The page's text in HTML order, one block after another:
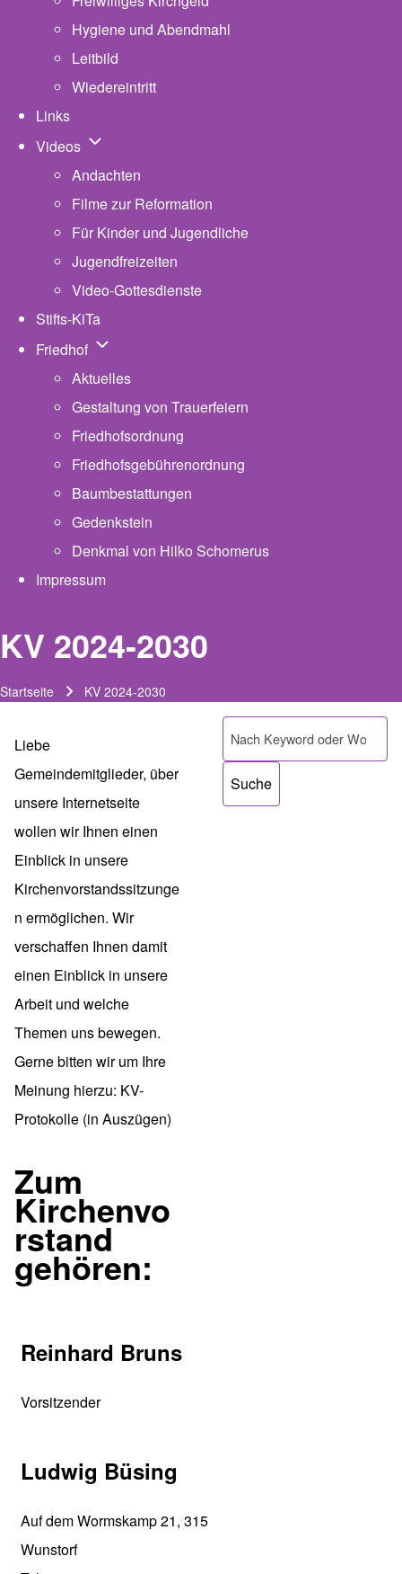
Hygiene und Abendmahl
Leitbild
Wiedereintritt
Links
Videos Unternavigation von Videos
Andachten
Filme zur Reformation
Für Kinder und Jugendliche
Jugendfreizeiten
Video-Gottesdienste
Stifts-KiTa
Friedhof Unternavigation von Friedhof
Aktuelles
Gestaltung von Trauerfeiern
Friedhofsordnung
Friedhofsgebührenordnung
Baumbestattungen
Gedenkstein
Denkmal von Hilko Schomerus
Impressum
KV 2024-2030
Startseite KV 2024-2030
Liebe
Gemeindemitglieder, über
unsere Internetseite
wollen wir Ihnen einen
Einblick in unsere
Kirchenvorstandssitzunge
n ermöglichen. Wir
verschaffen Ihnen damit
einen Einblick in unsere
Arbeit und welche
Themen uns bewegen.
Gerne bitten wir um Ihre
Meinung hierzu: KV-
Protokolle (in Auszügen)
Zum
Kirchenvo
rstand
gehören:
Reinhard Bruns
Vorsitzender
Ludwig Büsing
Auf dem Wormskamp 21, 31515
Wunstorf
Suche